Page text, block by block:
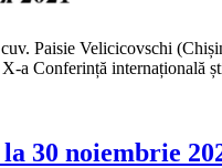
Paisie Velicicovschi
a Conferință internațională
30 noiembrie